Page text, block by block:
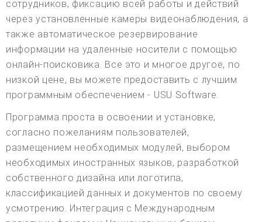
сотрудников, фиксацию всей работы и действий
через установленные камеры видеонаблюдения, а
также автоматическое резервирование
информации на удаленные носители с помощью
онлайн-поисковика. Все это и многое другое, по
низкой цене, вы можете предоставить с лучшим
программным обеспечением - USU Software.
Программа проста в освоении и установке,
согласно пожеланиям пользователей,
размещением необходимых модулей, выбором
необходимых иностранных языков, разработкой
собственного дизайна или логотипа,
классификацией данных и документов по своему
усмотрению. Интеграция с Международным